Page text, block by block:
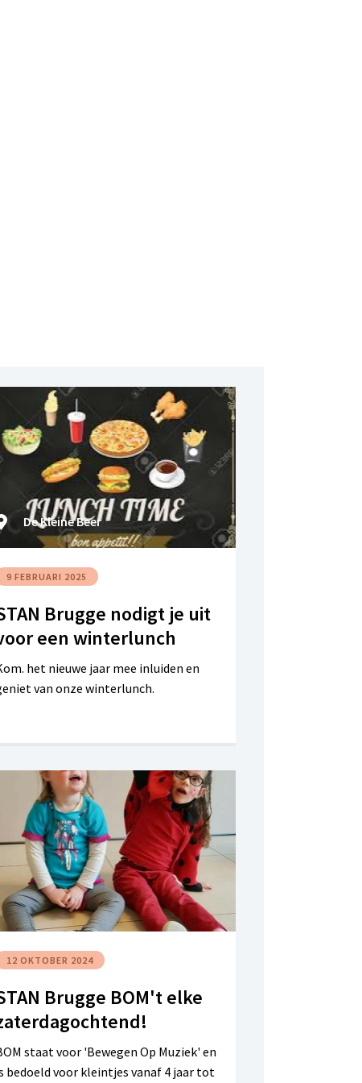
De Kleine Beer
9 FEBRUARI 2025
Brugge nodigt je uit
een winterlunch
het nieuwe jaar mee inluiden en
van onze winterlunch.
12 OKTOBER 2024
Brugge BOM't elke
staat voor 'Bewegen Op Muziek' en
bedoeld voor kleintjes vanaf 4 jaar tot